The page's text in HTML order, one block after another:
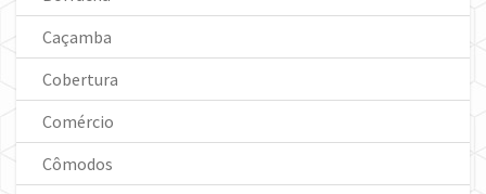
Caçamba
Cobertura
Comércio
Cômodos